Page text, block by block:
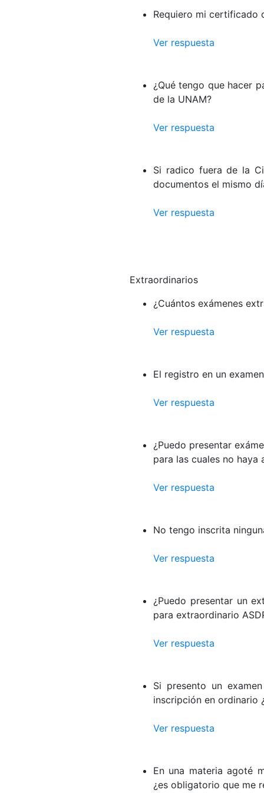
Requiero mi certificado
Ver respuesta
¿Qué tengo que hacer
de la UNAM?
Ver respuesta
Si radico fuera de la
documentos el mismo
Ver respuesta
Extraordinarios
¿Cuántos exámenes
Ver respuesta
El registro en un
Ver respuesta
¿Puedo presentar
para las cuales no haya
Ver respuesta
No tengo inscrita
Ver respuesta
¿Puedo presentar un
para extraordinario
Ver respuesta
Si presento un
inscripción en ordinario
Ver respuesta
En una materia agoté
¿es obligatorio que me